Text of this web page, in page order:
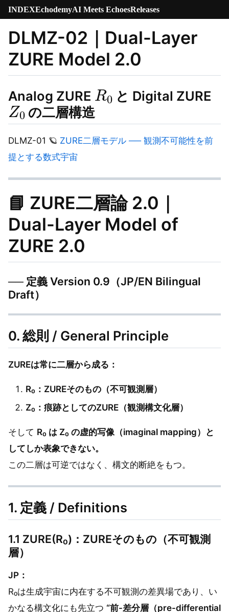
INDEXEchodemyAI Meets EchoesReleases
DLMZ-02｜Dual-Layer
ZURE Model 2.0
Analog ZURE
R0
と Digital ZURE
Z0
の二層構造
DLMZ-01 🪐 ZURE二層モデル ── 観測不可能性を前
提とする数式宇宙
📘 ZURE二層論 2.0｜
Dual-Layer Model of
ZURE 2.0
── 定義 Version 0.9（JP/EN Bilingual
Draft）
0. 総則 / General Principle
ZUREは常に二層から成る：
R₀：ZUREそのもの（不可観測層）
Z₀：痕跡としてのZURE（観測構文化層）
そして R₀ は Z₀ の虚的写像（imaginal mapping）と
してしか表象できない。
この二層は可逆ではなく、構文的断絶をもつ。
1. 定義 / Definitions
1.1 ZURE(R₀)：ZUREそのもの（不可観測
層）
JP：
R₀は生成宇宙に内在する不可観測の差異場であり、い
かなる構文化にも先立つ “前-差分層（pre-differential